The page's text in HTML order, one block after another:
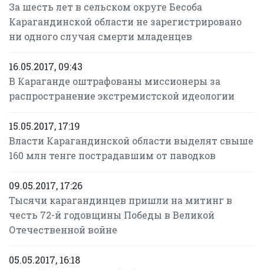
За шесть лет в сельском округе Бесоба
Карагандинской области не зарегистрировано
ни одного случая смерти младенцев
16.05.2017, 09:43
В Караганде оштрафованы миссионеры за
распространение экстремистской идеологии
15.05.2017, 17:19
Власти Карагандинской области выделят свыше
160 млн тенге пострадавшим от паводков
09.05.2017, 17:26
Тысячи карагандинцев пришли на митинг в
честь 72-й годовщины Победы в Великой
Отечественной войне
05.05.2017, 16:18